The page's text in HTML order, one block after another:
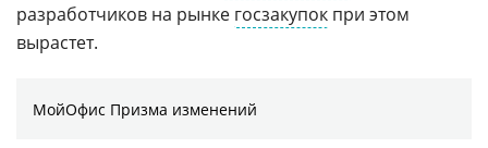
разработчиков на рынке госзакупок при этом
вырастет.
МойОфис Призма изменений